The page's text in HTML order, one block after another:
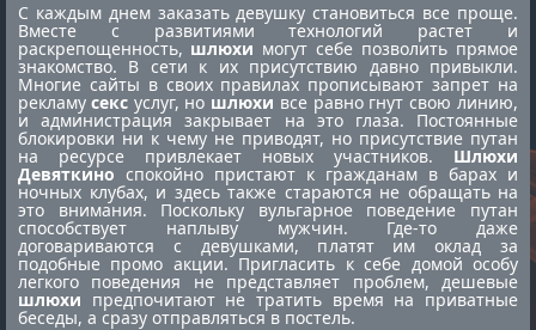
С каждым днем заказать девушку становиться все проще.
Вместе с развитиями технологий растет и
раскрепощенность, шлюхи могут себе позволить прямое
знакомство. В сети к их присутствию давно привыкли.
Многие сайты в своих правилах прописывают запрет на
рекламу секс услуг, но шлюхи все равно гнут свою линию,
и администрация закрывает на это глаза. Постоянные
блокировки ни к чему не приводят, но присутствие путан
на ресурсе привлекает новых участников. Шлюхи
Девяткино спокойно пристают к гражданам в барах и
ночных клубах, и здесь также стараются не обращать на
это внимания. Поскольку вульгарное поведение путан
способствует наплыву мужчин. Где-то даже
договариваются с девушками, платят им оклад за
подобные промо акции. Пригласить к себе домой особу
легкого поведения не представляет проблем, дешевые
шлюхи предпочитают не тратить время на приватные
беседы, а сразу отправляться в постель.